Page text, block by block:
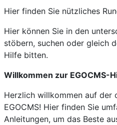
Hier finden Sie nützliches
Hier können Sie in den
stöbern, suchen oder gleich
Hilfe bitten.
Willkommen zur EGOCMS-
Herzlich willkommen auf der
EGOCMS! Hier finden Sie
Anleitungen, um das Beste